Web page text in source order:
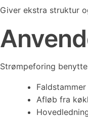
Giver ekstra struktur
Strømpeforing
Faldstammer
Afløb fra